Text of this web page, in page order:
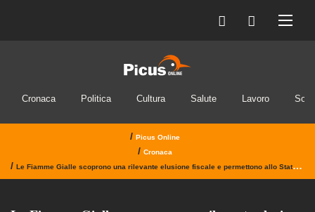
Cronaca Politica Cultura Salute Lavoro
/ Picus Online
/ Cronaca
/ Le Fiamme Gialle scoprono una rilevante elusione fiscale e permettono allo Stato di incassare 17 milioni di euro